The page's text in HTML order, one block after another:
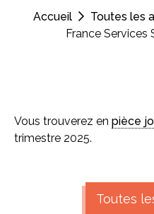
Accueil Toutes les
France Services
Vous trouverez en pièce
trimestre 2025.
Toutes